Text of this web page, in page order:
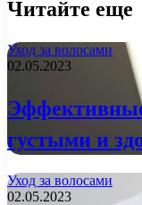
Читайте еще
Уход за волосами
02.05.2023
густыми и
Уход за волосами
02.05.2023